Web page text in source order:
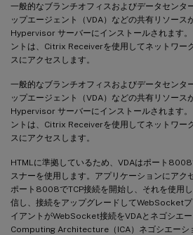
一般的なブランチオフィスおよびデータセンタ
ップエージェント（VDA）などの共有リソー
Hypervisor サーバーにインストールされます
ントは、Citrix Receiverを使用してネットワー
スにアクセスします。
一般的なブランチオフィスおよびデータセンタ
ップエージェント（VDA）などの共有リソー
Hypervisor サーバーにインストールされます
ントは、Citrix Receiverを使用してネットワー
スにアクセスします。
HTMLに準拠しているため、VDAはポート
スナーを使用します。アプリケーションにアク
ポート8008でTCP接続を開始し、それを使用
信し、接続をアップグレードしてWebSocket
イアントがWebSocket接続をVDAとネゴシエ
Computing Architecture（ICA）ネゴシエーシ